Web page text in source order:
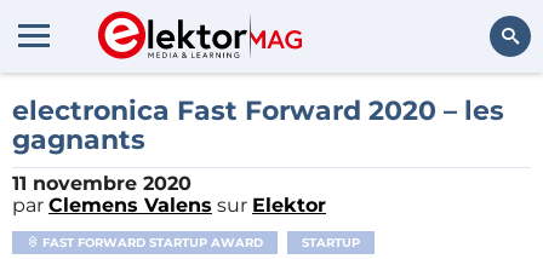
Rechercher
electronica Fast Forward 2020 – les
gagnants
11 novembre 2020
par Clemens Valens sur Elektor
FAST FORWARD STARTUP AWARD STARTUP